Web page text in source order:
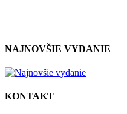
NAJNOVŠIE VYDANIE
KONTAKT